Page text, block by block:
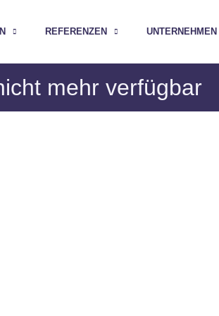
REFERENZEN UNTERNEHMEN
mehr verfügbar